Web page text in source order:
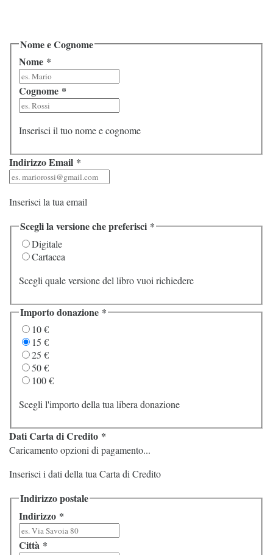
Nome e Cognome
Nome *
Cognome *
Inserisci il tuo nome e cognome
Indirizzo Email *
Inserisci la tua email
Scegli la versione che preferisci *
Digitale
Cartacea
Scegli quale versione del libro vuoi richiedere
Importo donazione *
10 €
15 €
25 €
50 €
100 €
Scegli l'importo della tua libera donazione
Dati Carta di Credito *
Caricamento opzioni di pagamento...
Inserisci i dati della tua Carta di Credito
Indirizzo postale
Indirizzo *
Città *